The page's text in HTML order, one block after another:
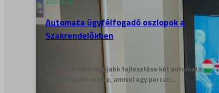
2025-05-16
Automata ügyfélfogadó oszlopok a
Szakrendelőkben
Szakrendelőnk legújabb fejlesztése két automata
ügyfélfogadó oszlop, amivel egy percen...